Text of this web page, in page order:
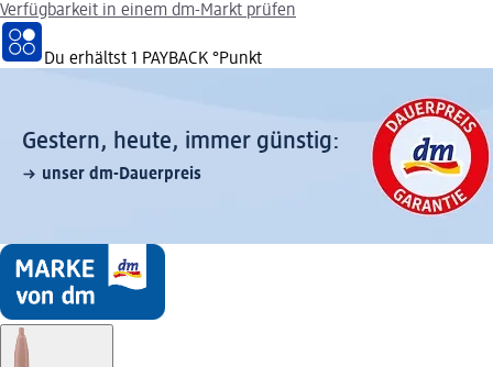
Verfügbarkeit in einem dm-Markt prüfen
Du erhältst 1 PAYBACK °Punkt
Gestern, heute, immer günstig:
unser dm-Dauerpreis